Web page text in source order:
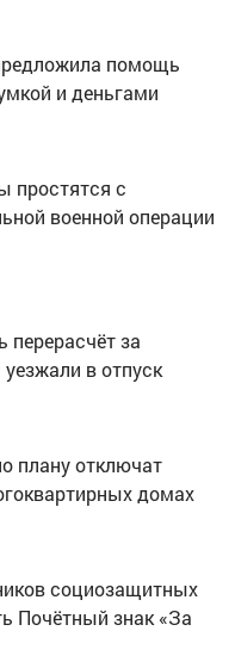
помощь
и деньгами
простятся с
военной операции
за
в отпуск
плану отключат
домах
социозащитных
Почётный знак «За